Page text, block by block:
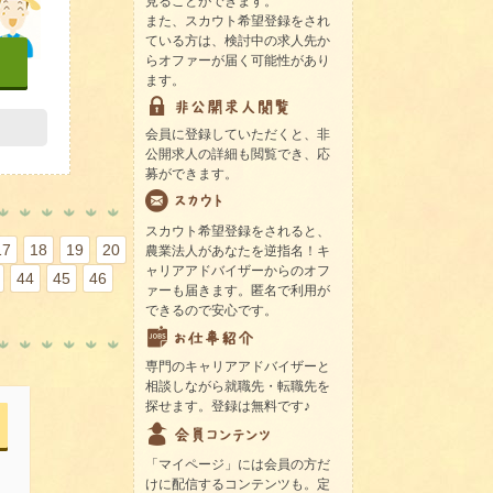
18 19
20
44
45 46
また、スカウト希望登録をされ
ている方は、検討中の求人先か
らオファーが届く可能性があり
ます。
会員に登録していただくと、非
公開求人の詳細も閲覧でき、応
募ができます。
スカウト希望登録をされると、
農業法人があなたを逆指名！キ
ャリアアドバイザーからのオフ
ァーも届きます。匿名で利用が
できるので安心です。
専門のキャリアアドバイザーと
相談しながら就職先・転職先を
探せます。登録は無料です♪
「マイページ」には会員の方だ
けに配信するコンテンツも。定